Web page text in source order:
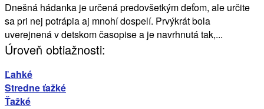
Dnešná hádanka je určená predovšetkým deťom, ale určite
sa pri nej potrápia aj mnohí dospelí. Prvýkrát bola
uverejnená v detskom časopise a je navrhnutá tak,...
Úroveň obtiažnosti:
Ľahké
Stredne ťažké
Ťažké